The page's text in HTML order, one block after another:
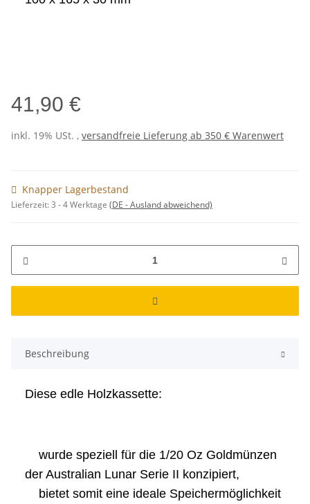
41,90 €
inkl. 19% USt. , versandfreie Lieferung ab 350 € Warenwert
Knapper Lagerbestand
Lieferzeit:3 - 4 Werktage (DE - Ausland abweichend)
Beschreibung
Diese edle Holzkassette:
wurde speziell für die 1/20 Oz Goldmünzen
der Australian Lunar Serie II konzipiert,
bietet somit eine ideale Speichermöglichkeit